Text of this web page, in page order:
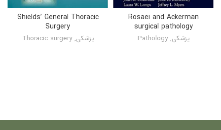
Rosaei and Ackerman
surgical pathology
پزشکی,
Pathology
Shields’ General Thoracic
Surgery
پزشکی,
Thoracic surgery